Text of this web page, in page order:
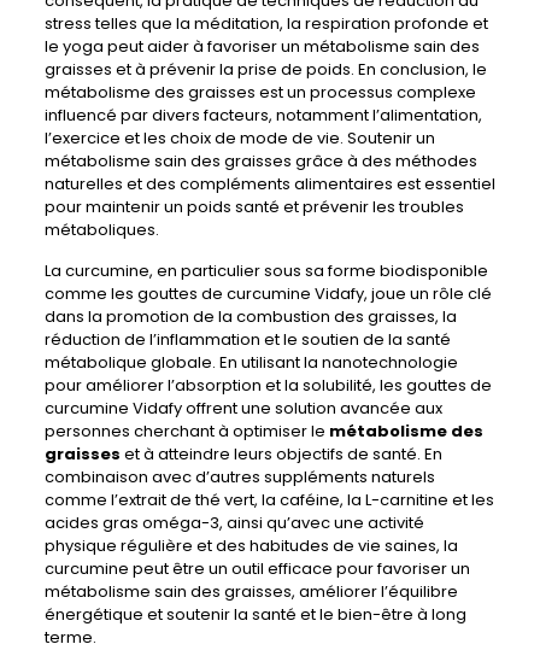
stress telles que la méditation, la respiration profonde et
le yoga peut aider à favoriser un métabolisme sain des
graisses et à prévenir la prise de poids. En conclusion, le
métabolisme des graisses est un processus complexe
influencé par divers facteurs, notamment l’alimentation,
l’exercice et les choix de mode de vie. Soutenir un
métabolisme sain des graisses grâce à des méthodes
naturelles et des compléments alimentaires est essentiel
pour maintenir un poids santé et prévenir les troubles
métaboliques.
La curcumine, en particulier sous sa forme biodisponible
comme les gouttes de curcumine Vidafy, joue un rôle clé
dans la promotion de la combustion des graisses, la
réduction de l’inflammation et le soutien de la santé
métabolique globale. En utilisant la nanotechnologie
pour améliorer l’absorption et la solubilité, les gouttes de
curcumine Vidafy offrent une solution avancée aux
personnes cherchant à optimiser le métabolisme des
graisses et à atteindre leurs objectifs de santé. En
combinaison avec d’autres suppléments naturels
comme l’extrait de thé vert, la caféine, la L-carnitine et les
acides gras oméga-3, ainsi qu’avec une activité
physique régulière et des habitudes de vie saines, la
curcumine peut être un outil efficace pour favoriser un
métabolisme sain des graisses, améliorer l’équilibre
énergétique et soutenir la santé et le bien-être à long
terme.